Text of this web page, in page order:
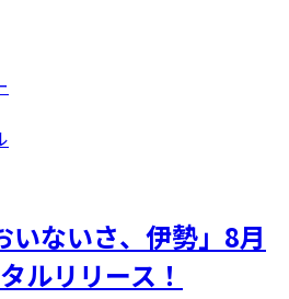
いないさ、伊勢」8月
ルリリース！